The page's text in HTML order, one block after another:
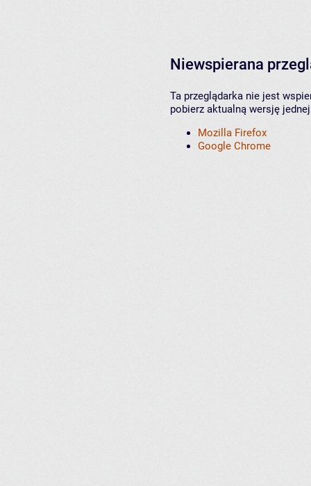
Niewspierana
Ta przeglądarka nie jest
pobierz aktualną wersję
Mozilla Firefox
Google Chrome